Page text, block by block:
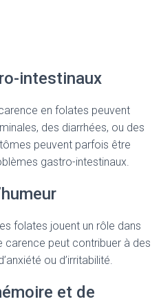
intestinaux
en folates peuvent
des diarrhées, ou des
peuvent parfois être
gastro-intestinaux.
folates jouent un rôle dans
carence peut contribuer à des
ou d’irritabilité.
et de